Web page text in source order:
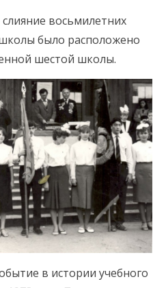
восьмилетних
было расположено
шестой школы.
в истории учебного